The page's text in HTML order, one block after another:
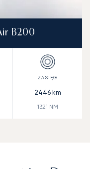
B200
2446km
1321 NM